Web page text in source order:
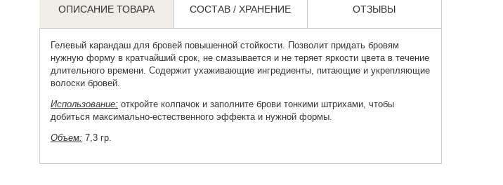
ОПИСАНИЕ ТОВАРА СОСТАВ / ХРАНЕНИЕ ОТЗЫВЫ
Гелевый карандаш для бровейповышенной стойкости. Позволит придать бровям
нужную форму в кратчайший срок, не смазывается и не теряет яркости цвета в течение
длительного времени. Содержит ухаживающие ингредиенты, питающие и укрепляющие
волоски бровей.
Использование: откройте колпачок и заполните брови тонкими штрихами, чтобы
добиться максимально-естественного эффекта и нужной формы.
Объем: 7,3 гр.